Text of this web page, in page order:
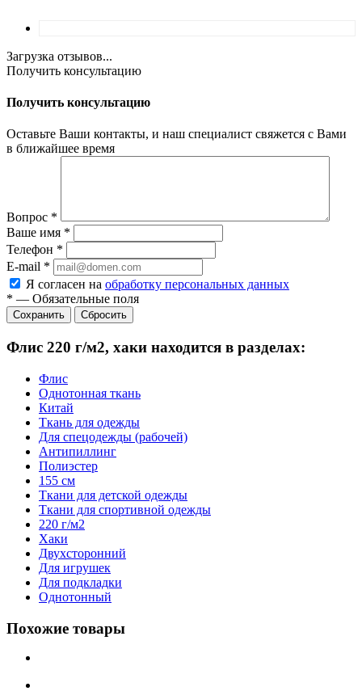
Загрузка отзывов...
Получить консультацию
Получить консультацию
Оставьте Ваши контакты, и наш специалист свяжется с Вами
в ближайшее время
Вопрос *
Ваше имя *
Телефон *
E-mail *
Я согласен на обработку персональных данных
* — Обязательные поля
Сбросить
Флис 220 г/м2, хаки находится в разделах:
Флис
Однотонная ткань
Китай
Ткань для одежды
Для спецодежды (рабочей)
Антипиллинг
Полиэстер
155 см
Ткани для детской одежды
Ткани для спортивной одежды
220 г/м2
Хаки
Двухсторонний
Для игрушек
Для подкладки
Однотонный
Похожие товары